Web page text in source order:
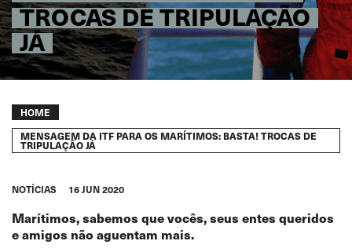
TROCAS DE TRIPULAÇÃO
JÁ
Breadcrumb
HOME
MENSAGEM DA ITF PARA OS MARÍTIMOS: BASTA! TROCAS DE
TRIPULAÇÃO JÁ
NOTÍCIAS 16 JUN 2020
Marítimos, sabemos que vocês, seus entes queridos
e amigos não aguentam mais.